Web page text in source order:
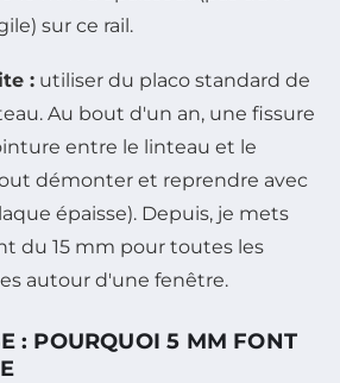
sur ce rail.
: utiliser du placo standard de
Au bout d'un an, une fissure
entre le linteau et le
démonter et reprendre avec
épaisse). Depuis, je mets
du 15 mm pour toutes les
autour d'une fenêtre.
: POURQUOI 5 MM FONT